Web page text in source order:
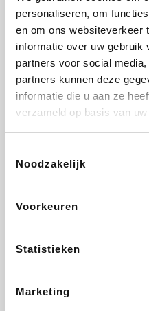
personaliseren, om
en om ons websiteverkeer
informatie over uw gebruik
partners voor social
partners kunnen deze
informatie die u aan ze
verzameld op basis van
Noodzakelijk
Voorkeuren
Statistieken
Marketing
Vidaxl Lampenlicht.be
All Accor
DectDirect